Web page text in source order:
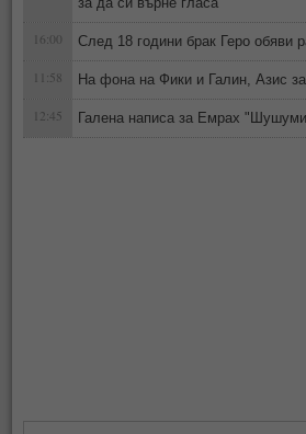
16:00 След 18 години брак Геро обяви
11:58 На фона на Фики и Галин, Азис
12:45 Галена написа за Емрах